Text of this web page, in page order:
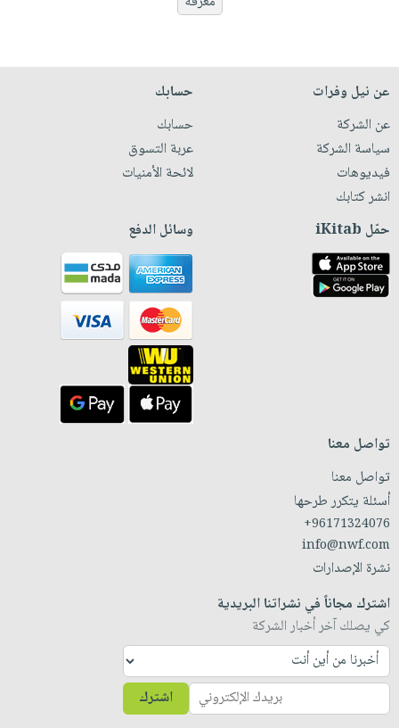
عن نيل وفرات
عن الشركة
سياسة الشركة
فيديوهات
انشر كتابك
حسابك
حسابك
عربة التسوق
لائحة الأمنيات
حمّل iKitab وسائل الدفع
تواصل معنا
تواصل معنا
أسئلة يتكرر طرحها
+96171324076
info@nwf.com
نشرة الإصدارات
اشترك مجاناً في نشراتنا البريدية
كي يصلك آخر أخبار الشركة
اشترك